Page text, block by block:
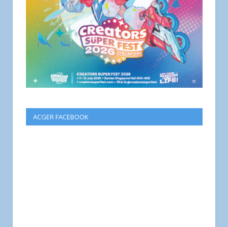
ACGER FACEBOOK